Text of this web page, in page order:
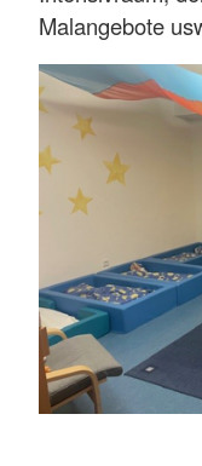
Malangebote